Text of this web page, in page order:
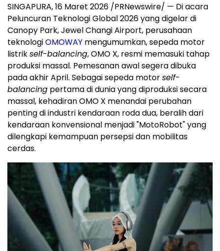
SINGAPURA, 16 Maret 2026 /PRNewswire/ — Di acara
Peluncuran Teknologi Global 2026 yang digelar di
Canopy Park, Jewel Changi Airport, perusahaan
teknologiOMOWAY mengumumkan, sepeda motor
listrikself-balancing, OMO X, resmi memasuki tahap
produksi massal. Pemesanan awal segera dibuka
pada akhir April. Sebagai sepeda motorself-
balancing pertama di dunia yang diproduksi secara
massal, kehadiran OMO X menandai perubahan
penting di industri kendaraan roda dua, beralih dari
kendaraan konvensional menjadi "MotoRobot" yang
dilengkapi kemampuan persepsi dan mobilitas
cerdas.